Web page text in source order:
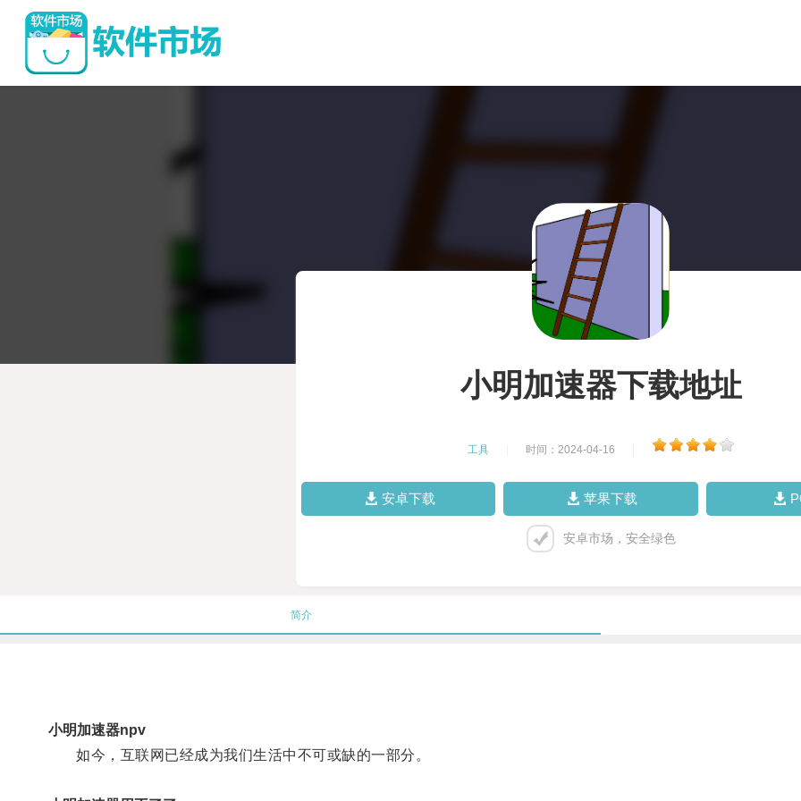
小明加速器下载地址
工具 时间：2024-04-16
安卓下载 苹果下载
安卓市场，安全绿色
简介
小明加速器npv
如今，互联网已经成为我们生活中不可或缺的一部分。